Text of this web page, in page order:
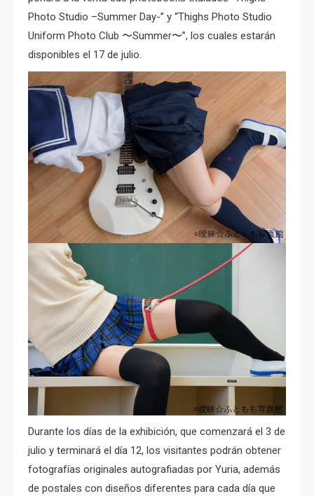
Photo Studio –Summer Day-” y “Thighs Photo Studio
Uniform Photo Club 〜Summer〜”, los cuales estarán
disponibles el 17 de julio.
Durante los días de la exhibición, que comenzará el 3 de
julio y terminará el día 12, los visitantes podrán obtener
fotografías originales autografiadas por Yuria, además
de postales con diseños diferentes para cada día que